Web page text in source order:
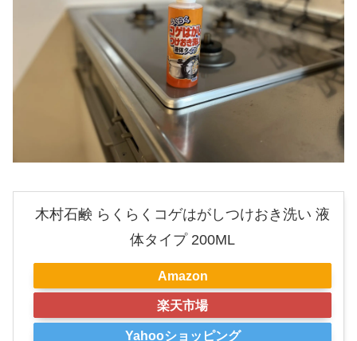
木村石鹸 らくらくコゲはがしつけおき洗い 液
体タイプ 200ML
Amazon
楽天市場
Yahooショッピング